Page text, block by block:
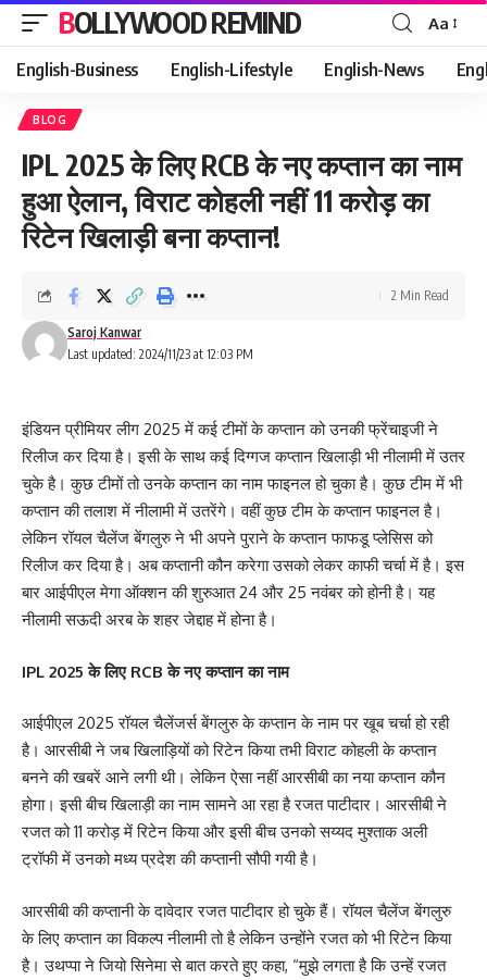
BOLLYWOOD REMIND
Font
Resizer
Aa
English-Business English-Lifestyle English-News
BLOG
IPL 2025 के लिए RCB के नए कप्तान का नाम
हुआ ऐलान, विराट कोहली नहीं 11 करोड़ का
रिटेन खिलाड़ी बना कप्तान!
Last updated: 2024/11/23 at 12:03 PM
Saroj Kanwar
2 Min Read
इंडियन प्रीमियर लीग 2025 में कई टीमों के कप्तान को उनकी फ्रेंचाइजी ने
रिलीज कर दिया है। इसी के साथ कई दिग्गज कप्तान खिलाड़ी भी नीलामी में उतर
चुके है। कुछ टीमों तो उनके कप्तान का नाम फाइनल हो चुका है। कुछ टीम में भी
कप्तान की तलाश में नीलामी में उतरेंगे। वहीं कुछ टीम के कप्तान फाइनल है।
लेकिन रॉयल चैलेंज बेंगलुरु ने भी अपने पुराने के कप्तान फाफडू प्लेसिस को
रिलीज कर दिया है। अब कप्तानी कौन करेगा उसको लेकर काफी चर्चा में है। इस
बार आईपीएल मेगा ऑक्शन की शुरुआत 24 और 25 नवंबर को होनी है। यह
नीलामी सऊदी अरब के शहर जेद्दाह में होना है।
IPL 2025 के लिए RCB के नए कप्तान का नाम
आईपीएल 2025 रॉयल चैलेंजर्स बेंगलुरु के कप्तान के नाम पर खूब चर्चा हो रही
है। आरसीबी ने जब खिलाड़ियों को रिटेन किया तभी विराट कोहली के कप्तान
बनने की खबरें आने लगी थी। लेकिन ऐसा नहीं आरसीबी का नया कप्तान कौन
होगा। इसी बीच खिलाड़ी का नाम सामने आ रहा है रजत पाटीदार। आरसीबी ने
रजत को 11 करोड़ में रिटेन किया और इसी बीच उनको सय्यद मुश्ताक अली
ट्रॉफी में उनको मध्य प्रदेश की कप्तानी सौपी गयी है।
आरसीबी की कप्तानी के दावेदार रजत पाटीदार हो चुके हैं। रॉयल चैलेंज बेंगलुरु
के लिए कप्तान का विकल्प नीलामी तो है लेकिन उन्होंने रजत को भी रिटेन किया
है। उथप्पा ने जियो सिनेमा से बात करते हुए कहा, “मुझे लगता है कि उन्हें रजत